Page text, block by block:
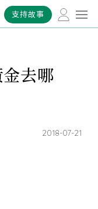
支持故事
去哪
2018-07-21